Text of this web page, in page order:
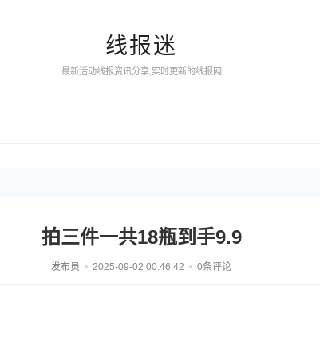
线报迷
最新活动线报资讯分享,实时更新的线报网
拍三件一共18瓶到手9.9
发布员 2025-09-02 00:46:42 0条评论